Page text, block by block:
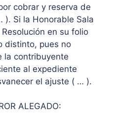
cobrar y reserva de
Si la Honorable Sala
en su folio
distinto, pues no
la contribuyente
al expediente
el ajuste ( … ).
ALEGADO: